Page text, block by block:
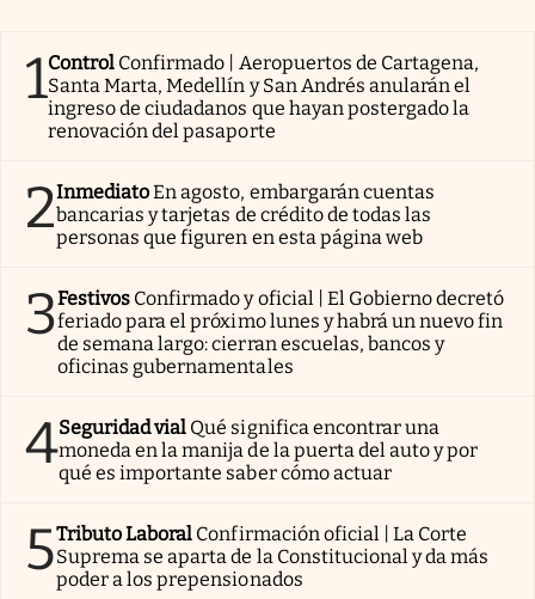
1Control Confirmado | Aeropuertos de Cartagena,
Santa Marta, Medellín y San Andrés anularán el
ingreso de ciudadanos que hayan postergado la
renovación del pasaporte
2InmediatoEn agosto, embargarán cuentas
bancarias y tarjetas de crédito de todas las
personas que figuren en esta página web
3Festivos Confirmado y oficial | El Gobierno decretó
feriado para el próximo lunes y habrá un nuevo fin
de semana largo: cierran escuelas, bancos y
oficinas gubernamentales
4Seguridad vial Qué significa encontrar una
moneda en la manija de la puerta del auto y por
qué es importante saber cómo actuar
5Tributo Laboral Confirmación oficial | La Corte
Suprema se aparta de la Constitucional y da más
poder a los prepensionados